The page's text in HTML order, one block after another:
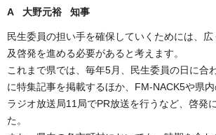
A 大野元裕 知事
民生委員の担い手を確保していくためには、
及啓発を進める必要があると考えます。
これまで県では、毎年5月、民生委員の日に合
に特集記事を掲載するほか、FM-NACK5や県
ラジオ放送局11局でPR放送を行うなど、啓発
た。